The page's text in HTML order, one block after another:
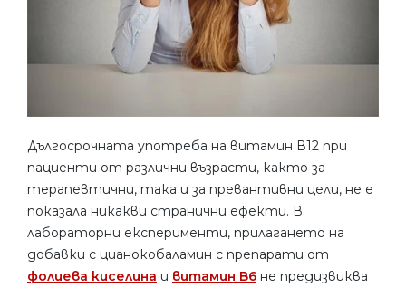
Дългосрочната употреба на витамин В12 при
пациенти от различни възрасти, както за
терапевтични, така и за превантивни цели, не е
показала никакви странични ефекти. В
лабораторни експерименти, прилагането на
добавки с цианокобаламин с препарати от
фолиева киселина и витамин B6 не предизвиква